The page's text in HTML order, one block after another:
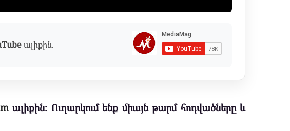
ալիքին.
ալիքին։ Ուղարկում ենք միայն թարմ հոդվածները և